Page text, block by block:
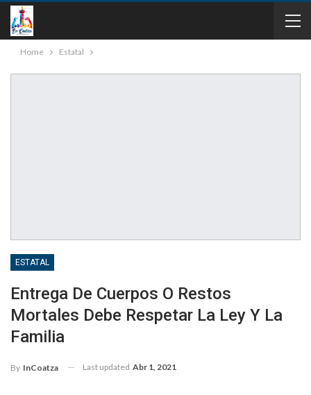
Home Estatal
ESTATAL
Entrega De Cuerpos O Restos
Mortales Debe Respetar La Ley Y La
Familia
By InCoatza Last updated Abr 1, 2021